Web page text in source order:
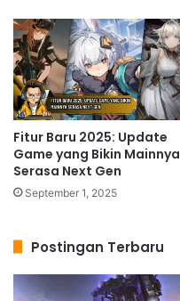
Fitur Baru 2025: Update
Game yang Bikin Mainnya
Serasa Next Gen
September 1, 2025
Postingan Terbaru